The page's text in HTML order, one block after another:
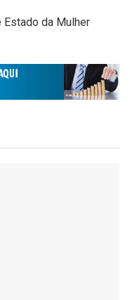
Estado da Mulher